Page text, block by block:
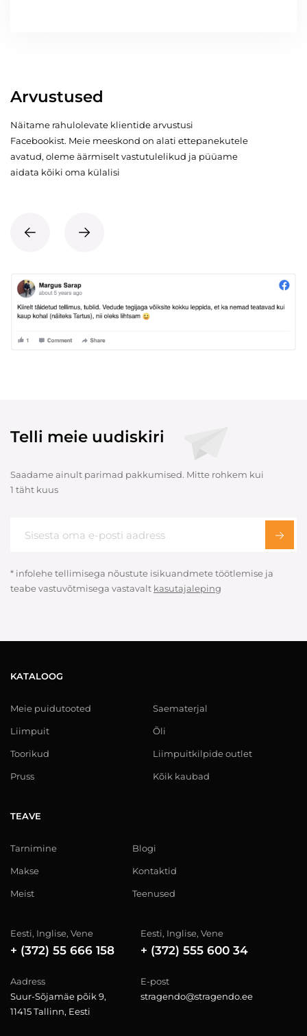
Arvustused
Näitame rahulolevate klientide arvustusi
Facebookist. Meie meeskond on alati ettepanekutele
avatud, oleme äärmiselt vastutulelikud ja püüame
aidata kõiki oma külalisi
Telli meie uudiskiri
Saadame ainult parimad pakkumised. Mitte rohkem kui
1 täht kuus
* infolehe tellimisega nõustute isikuandmete töötlemise ja
teabe vastuvõtmisega vastavalt kasutajaleping
KATALOOG
Meie puidutooted
Liimpuit
Toorikud
Pruss
Saematerjal
Õli
Liimpuitkilpide outlet
Kõik kaubad
TEAVE
Tarnimine
Makse
Meist
Blogi
Kontaktid
Teenused
Eesti, Inglise, Vene
+ (372) 55 666 158
Eesti, Inglise, Vene
+ (372) 555 600 34
Aadress
Suur-Sõjamäe põik 9,
11415 Tallinn, Eesti
E-post
stragendo@stragendo.ee